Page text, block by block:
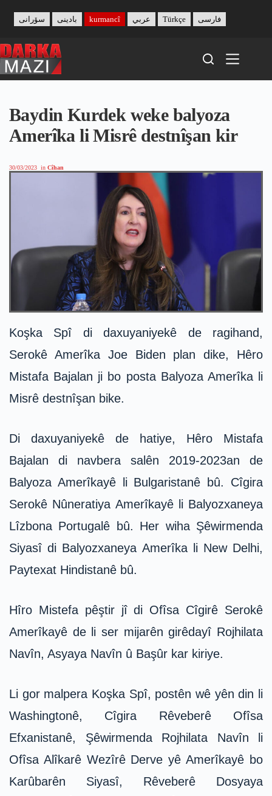
content
بادینی سۆرانی kurmancî عربي Türkçe فارسی
Baydin Kurdek weke balyoza
Amerîka li Misrê destnîşan kir
30/03/2023 in Cîhan
Koşka Spî di daxuyaniyekê de ragihand,
Serokê Amerîka Joe Biden plan dike, Hêro
Mistafa Bajalan ji bo posta Balyoza Amerîka li
Misrê destnîşan bike.
Di daxuyaniyekê de hatiye, Hêro Mistafa
Bajalan di navbera salên 2019-2023an de
Balyoza Amerîkayê li Bulgaristanê bû. Cîgira
Serokê Nûneratiya Amerîkayê li Balyozxaneya
Lîzbona Portugalê bû. Her wiha Şêwirmenda
Siyasî di Balyozxaneya Amerîka li New Delhi,
Paytexat Hindistanê bû.
Hîro Mistefa pêştir jî di Ofîsa Cîgirê Serokê
Amerîkayê de li ser mijarên girêdayî Rojhilata
Navîn, Asyaya Navîn û Başûr kar kiriye.
Li gor malpera Koşka Spî, postên wê yên din li
Washingtonê, Cîgira Rêveberê Ofîsa
Efxanistanê, Şêwirmenda Rojhilata Navîn li
Ofîsa Alîkarê Wezîrê Derve yê Amerîkayê bo
Karûbarên Siyasî, Rêveberê Dosyaya